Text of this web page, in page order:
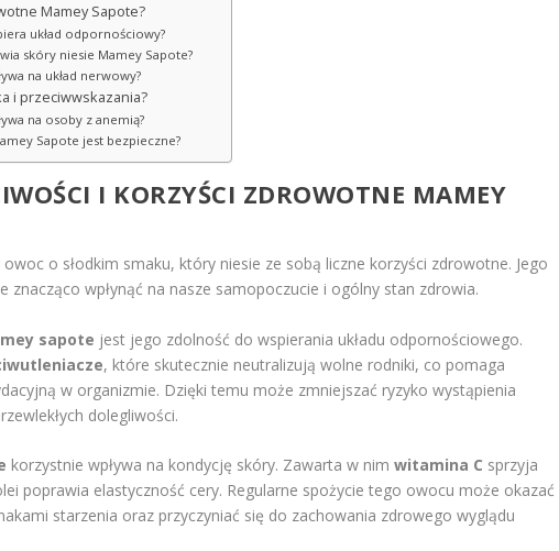
Mamey Sapote?
układ odpornościowy?
skóry niesie Mamey Sapote?
na układ nerwowy?
i przeciwwskazania?
na osoby z anemią?
Sapote jest bezpieczne?
I KORZYŚCI ZDROWOTNE MAMEY
o słodkim smaku, który niesie ze sobą liczne korzyści zdrowotne. Jego
znacząco wpłynąć na nasze samopoczucie i ogólny stan zdrowia.
sapote jest jego zdolność do wspierania układu odpornościowego.
, które skutecznie neutralizują wolne rodniki, co pomaga
w organizmie. Dzięki temu może zmniejszać ryzyko wystąpienia
dolegliwości.
korzystnie wpływa na kondycję skóry. Zawarta w nim witamina C sprzyja
poprawia elastyczność cery. Regularne spożycie tego owocu może okazać
starzenia oraz przyczyniać się do zachowania zdrowego wyglądu